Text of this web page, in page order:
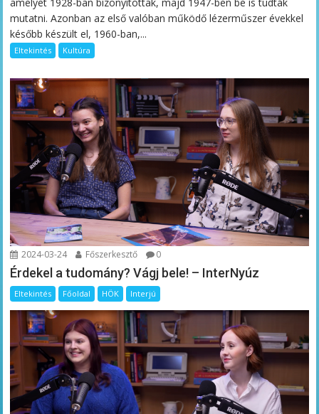
amelyet 1928-ban bizonyítottak, majd 1947-ben be is tudták
mutatni. Azonban az első valóban működő lézerműszer évekkel
később készült el, 1960-ban,...
Eltekintés Kultúra
2024-03-24 Főszerkesztő 0
Érdekel a tudomány? Vágj bele! – InterNyúz
Eltekintés Főoldal HÖK Interjú